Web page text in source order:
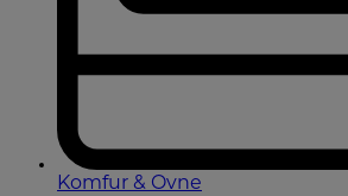
Komfur & Ovne